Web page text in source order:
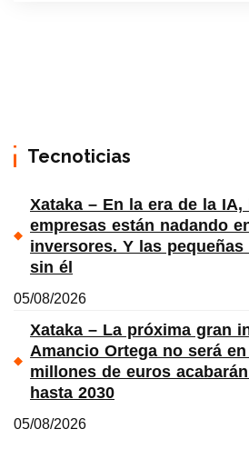
Tecnoticias
Xataka – En la era de la
empresas están nadando
inversores. Y las
sin él
05/08/2026
Xataka – La próxima gran
Amancio Ortega no será
millones de euros
hasta 2030
05/08/2026